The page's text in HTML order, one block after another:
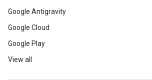
Google Antigravity
Google Cloud
Google Play
View all